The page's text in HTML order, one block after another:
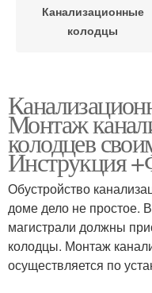
Канализационные
колодцы
Смотровые колодцы
Колодцы из
Монтаж
колодцев
Инструкция
Обустройство
доме дело не простое.
магистрали должны
колодцы. Монтаж
осуществляется по